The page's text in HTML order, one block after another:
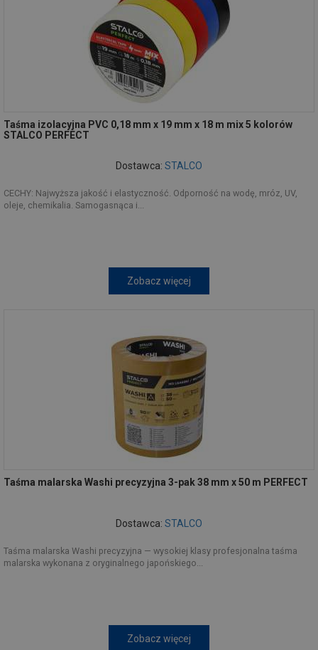
Taśma izolacyjna PVC 0,18 mm x 19 mm x 18 m mix 5 kolorów
STALCO PERFECT
Dostawca: STALCO
CECHY: Najwyższa jakość i elastyczność. Odporność na wodę, mróz, UV,
oleje, chemikalia. Samogasnąca i...
Zobacz więcej
Taśma malarska Washi precyzyjna 3-pak 38 mm x 50 m PERFECT
Dostawca: STALCO
Taśma malarska Washi precyzyjna — wysokiej klasy profesjonalna taśma
malarska wykonana z oryginalnego japońskiego...
Zobacz więcej